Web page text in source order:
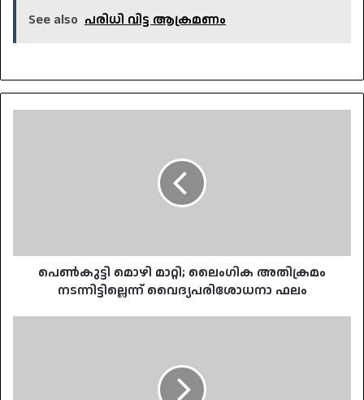
See also പരിധി വിട്ട ആക്രമണം
പെൺകുട്ടി മൊഴി മാറ്റി; ലൈംഗിക അതിക്രമം
നടന്നിട്ടില്ലെന്ന് വൈദ്യപരിശോധനാ ഫലം